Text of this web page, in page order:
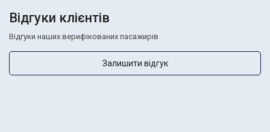
Відгуки клієнтів
Відгуки наших верифікованих пасажирів
Залишити відгук